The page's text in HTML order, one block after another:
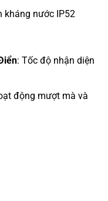
kháng nước IP52
: Tốc độ nhận diện
động mượt mà và